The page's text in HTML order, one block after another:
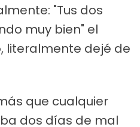
"Tus dos
muy bien" el
literalmente dejé de
que cualquier
dos días de mal